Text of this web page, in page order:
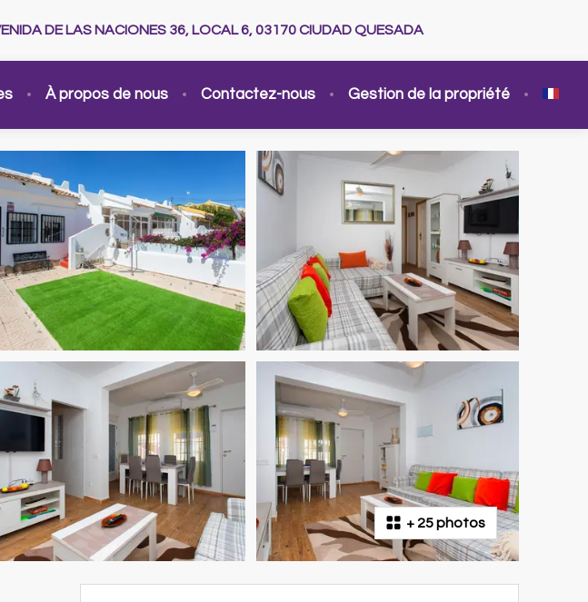
DE LAS NACIONES 36, LOCAL 6, 03170 CIUDAD QUESADA
À propos de nous Contactez-nous Gestion de la propriété
+ 25 photos